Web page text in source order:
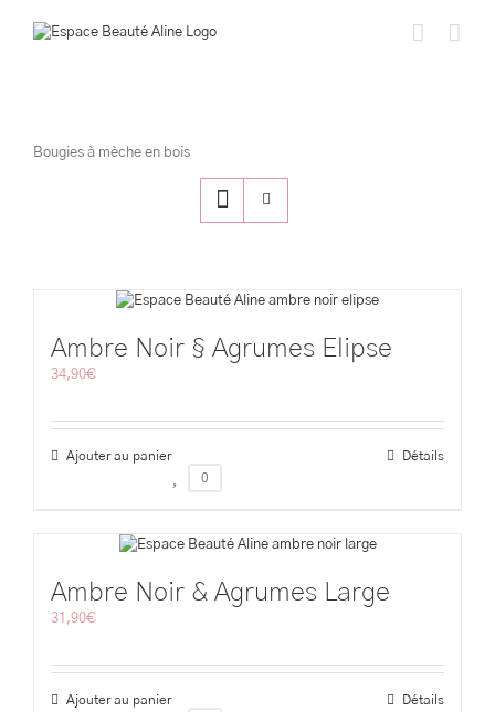
Bougies à mèche en bois
Ambre Noir § Agrumes Elipse
34,90€
Ajouter au panier
Détails
0
Ambre Noir & Agrumes Large
31,90€
Ajouter au panier
Détails